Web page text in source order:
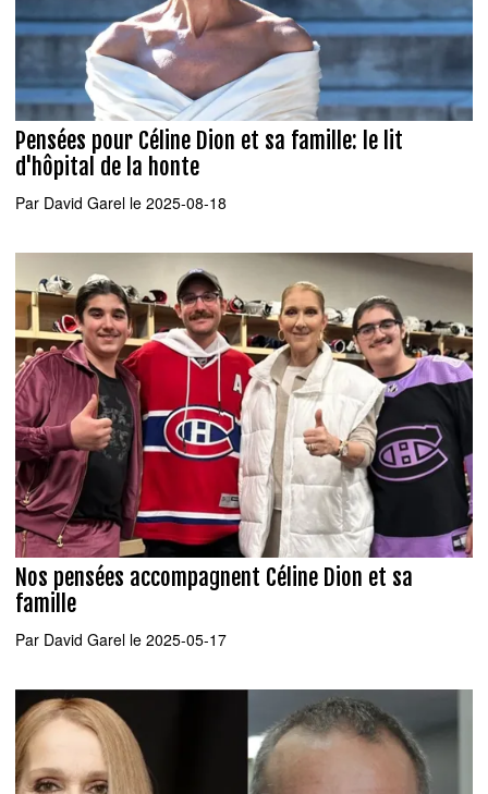
Pensées pour Céline Dion et sa famille: le lit
d'hôpital de la honte
Par David Garel le 2025-08-18
Nos pensées accompagnent Céline Dion et sa
famille
Par David Garel le 2025-05-17